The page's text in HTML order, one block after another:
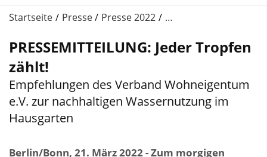
Startseite Presse Presse 2022 …
PRESSEMITTEILUNG: Jeder Tropfen
zählt!
Empfehlungen des Verband Wohneigentum
e.V. zur nachhaltigen Wassernutzung im
Hausgarten
Berlin/Bonn, 21. März 2022 - Zum morgigen